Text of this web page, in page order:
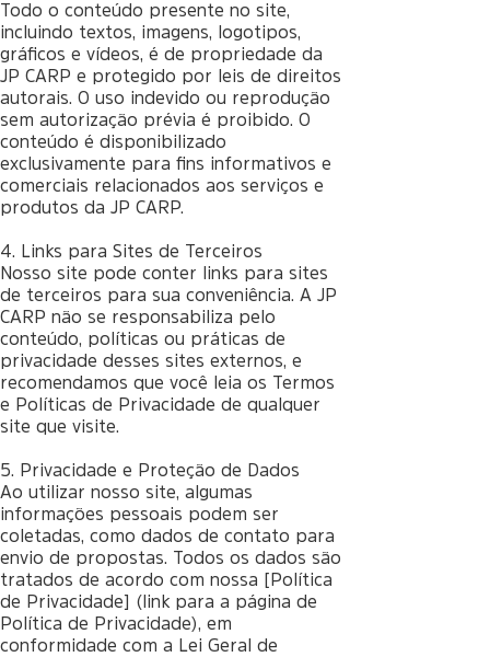
Todo o conteúdo presente no site,
incluindo textos, imagens, logotipos,
gráficos e vídeos, é de propriedade da
JP CARP e protegido por leis de direitos
autorais. O uso indevido ou reprodução
sem autorização prévia é proibido. O
conteúdo é disponibilizado
exclusivamente para fins informativos e
comerciais relacionados aos serviços e
produtos da JP CARP.
4. Links para Sites de Terceiros
Nosso site pode conter links para sites
de terceiros para sua conveniência. A JP
CARP não se responsabiliza pelo
conteúdo, políticas ou práticas de
privacidade desses sites externos, e
recomendamos que você leia os Termos
e Políticas de Privacidade de qualquer
site que visite.
5. Privacidade e Proteção de Dados
Ao utilizar nosso site, algumas
informações pessoais podem ser
coletadas, como dados de contato para
envio de propostas. Todos os dados são
tratados de acordo com nossa [Política
de Privacidade] (link para a página de
Política de Privacidade), em
conformidade com a Lei Geral de